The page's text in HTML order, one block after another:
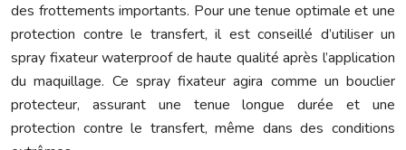
des frottements importants. Pour une tenue optimale et une
protection contre le transfert, il est conseillé d’utiliser un
spray fixateur waterproof de haute qualité après l’application
du maquillage. Ce spray fixateur agira comme un bouclier
protecteur, assurant une tenue longue durée et une
protection contre le transfert, même dans des conditions